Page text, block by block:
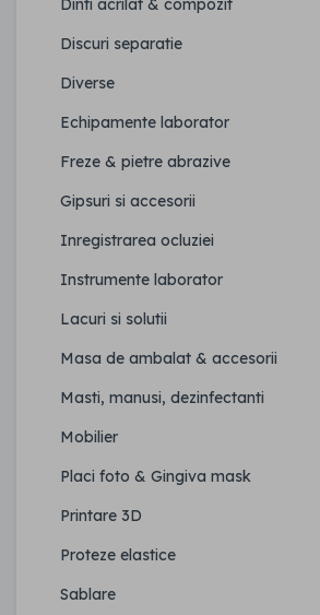
Dinti acrilat & compozit
Discuri separatie
Diverse
Echipamente laborator
Freze & pietre abrazive
Gipsuri si accesorii
Inregistrarea ocluziei
Instrumente laborator
Lacuri si solutii
Masa de ambalat & accesorii
Masti, manusi, dezinfectanti
Mobilier
Placi foto & Gingiva mask
Printare 3D
Proteze elastice
Sablare